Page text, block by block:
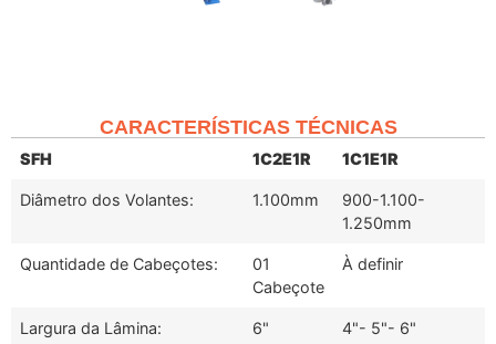
CARACTERÍSTICAS TÉCNICAS
SFH 1C2E1R 1C1E1R
Diâmetro dos Volantes: 1.100mm
900-1.100-
1.250mm
Quantidade de Cabeçotes:
01
Cabeçote
À definir
Largura da Lâmina: 6" 4"- 5"- 6"